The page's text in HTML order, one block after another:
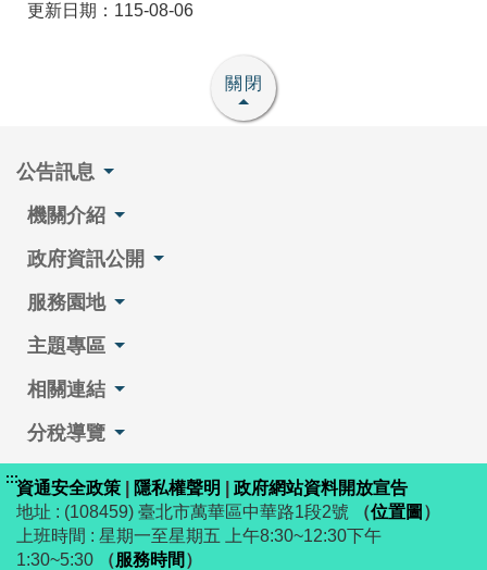
更新日期：115-08-06
關閉
公告訊息
機關介紹
政府資訊公開
服務園地
主題專區
相關連結
分稅導覽
:::資通安全政策 隱私權聲明
政府網站資料開放宣告
地址 : (108459) 臺北市萬華區中華路1段2號
（位置圖 ）
上班時間 : 星期一至星期五 上午8:30~12:30下午
1:30~5:30
（服務時間 ）